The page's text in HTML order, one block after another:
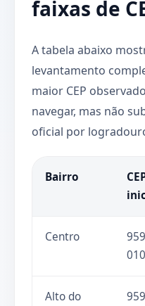
faixas de
A tabela abaixo
levantamento
maior CEP
navegar, mas não
oficial por
Bairro
Centro
010
Alto do